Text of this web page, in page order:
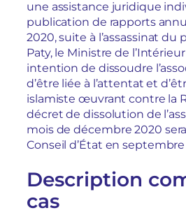
une assistance juridique
publication de rapports
2020, suite à l’assassinat du
Paty, le Ministre de
intention de dissoudre
d’être liée à l’attentat et
islamiste œuvrant contre la
décret de dissolution de
mois de décembre 2020
Conseil d’État en septembre
Description
cas